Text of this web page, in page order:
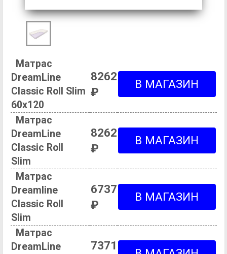
Матрас
DreamLine
Classic Roll Slim
60х120
8262
₽
Матрас
DreamLine
Classic Roll
Slim
8262
₽
Матрас
Dreamline
Classic Roll
Slim
6737
₽
Матрас
DreamLine
7371